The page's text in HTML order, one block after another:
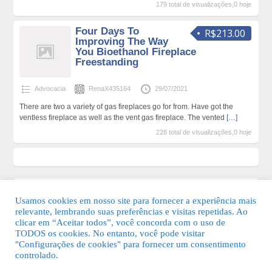
179 total de visualizações,0 hoje
R$213.00
Four Days To
Improving The Way
You Bioethanol Fireplace
Freestanding
Advocacia RenaX435164 29/07/2021
There are two a variety of gas fireplaces go for from. Have got the
ventless fireplace as well as the vent gas fireplace. The vented […]
228 total de visualizações,0 hoje
© 2026 Guia Fácil Lagos | Guia Comercial Grátis. Todos os direitos
Usamos cookies em nosso site para fornecer a experiência mais
relevante, lembrando suas preferências e visitas repetidas. Ao
clicar em “Aceitar todos”, você concorda com o uso de
TODOS os cookies. No entanto, você pode visitar
"Configurações de cookies" para fornecer um consentimento
controlado.